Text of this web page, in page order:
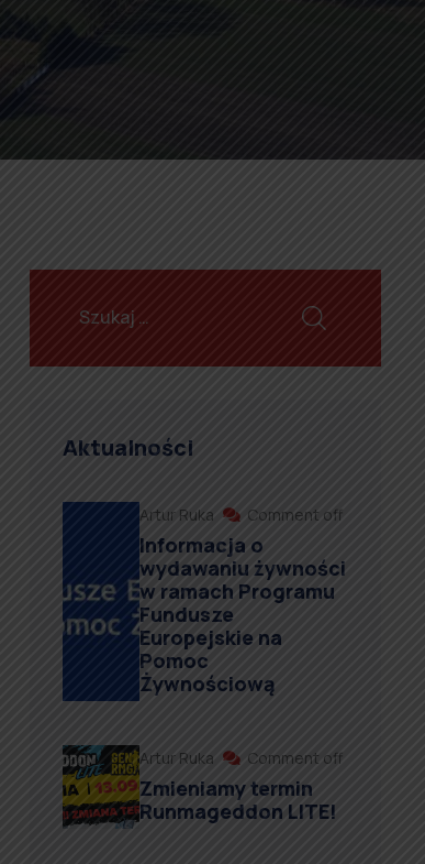
Aktualności
Artur Ruka Comment off
Informacja o
wydawaniu żywności
w ramach Programu
Fundusze
Europejskie na
Pomoc
Żywnościową
Artur Ruka Comment off
Zmieniamy termin
Runmageddon LITE!